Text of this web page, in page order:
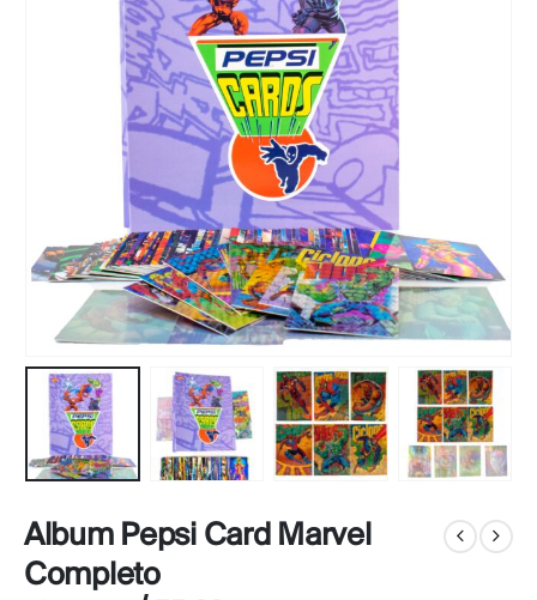
Album Pepsi Card Marvel
Completo